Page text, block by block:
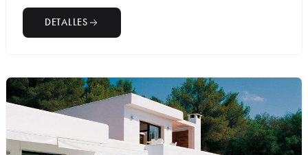
DETALLES